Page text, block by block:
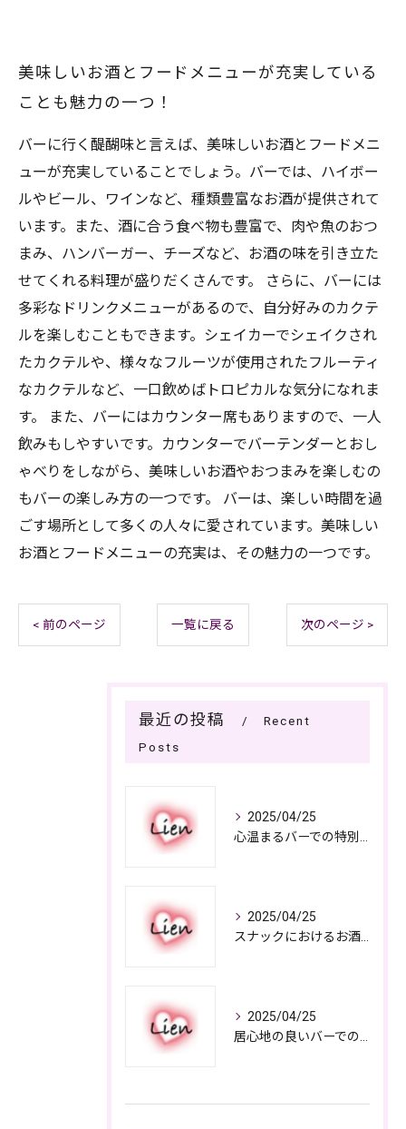
美味しいお酒とフードメニューが充実している
ことも魅力の一つ！
バーに行く醍醐味と言えば、美味しいお酒とフードメニ
ューが充実していることでしょう。バーでは、ハイボー
ルやビール、ワインなど、種類豊富なお酒が提供されて
います。また、酒に合う食べ物も豊富で、肉や魚のおつ
まみ、ハンバーガー、チーズなど、お酒の味を引き立た
せてくれる料理が盛りだくさんです。 さらに、バーには
多彩なドリンクメニューがあるので、自分好みのカクテ
ルを楽しむこともできます。シェイカーでシェイクされ
たカクテルや、様々なフルーツが使用されたフルーティ
なカクテルなど、一口飲めばトロピカルな気分になれま
す。 また、バーにはカウンター席もありますので、一人
飲みもしやすいです。カウンターでバーテンダーとおし
ゃべりをしながら、美味しいお酒やおつまみを楽しむの
もバーの楽しみ方の一つです。 バーは、楽しい時間を過
ごす場所として多くの人々に愛されています。美味しい
お酒とフードメニューの充実は、その魅力の一つです。
< 前のページ 一覧に戻る 次のページ >
最近の投稿
Recent
Posts
2025/04/25
2025/04/25
2025/04/25